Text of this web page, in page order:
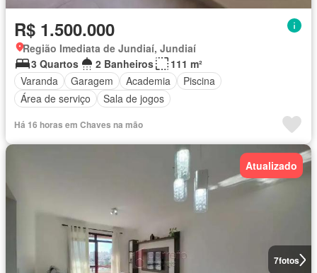
R$ 1.500.000
Região Imediata de Jundiaí, Jundiaí
3 Quartos
2 Banheiros
111 m²
Varanda
Garagem Academia
Piscina
Área de serviço
Sala de jogos
Há 16 horas em Chaves na mão
7fotos
Atualizado